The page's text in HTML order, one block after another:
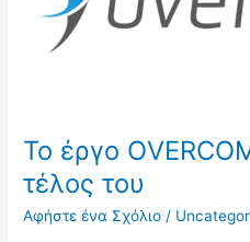
Το έργο
τέλος του
Αφήστε ένα Σχόλιο /
τέλος